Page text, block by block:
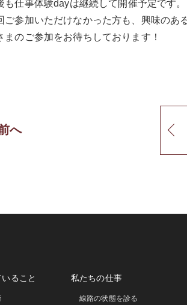
も仕事体験dayは継続して開催予定です。
ご参加いただけなかった方も、興味のあ
まのご参加をお待ちしております！
へ
ること 私たちの仕事
線路の状態を診る